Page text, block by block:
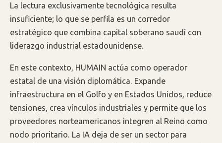
La lectura exclusivamente tecnológica resulta
insuficiente; lo que se perfila es un corredor
estratégico que combina capital soberano saudí con
liderazgo industrial estadounidense.
En este contexto, HUMAIN actúa como operador
estatal de una visión diplomática. Expande
infraestructura en el Golfo y en Estados Unidos, reduce
tensiones, crea vínculos industriales y permite que los
proveedores norteamericanos integren al Reino como
nodo prioritario. La IA deja de ser un sector para